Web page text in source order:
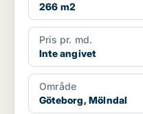
266 m2
Pris pr. md.
Inte angivet
Område
Göteborg, Mölndal